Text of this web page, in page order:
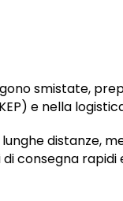
smistate,
e nella
distanze,
consegna